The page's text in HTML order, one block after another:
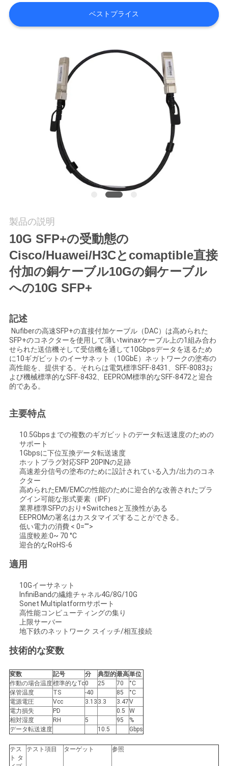
旅
行
連
絡
し
な
い
ニ
ュ
ス
し
地
図
プ
ラ
イ
ベストプライス
製品の説明
10G SFP+の受動態の
Cisco/Huawei/H3Cとcomaptible直接
付加の銅ケーブル10Gの銅ケーブル
への10G SFP+
記述
Nufiberの高速SFP+の直接付加ケーブル（DAC）は高められた
SFP+のコネクターを使用して薄いtwinaxケーブル上の1組み合わ
せられた送信機そして受信機を通して10Gbpsデータを送るため
に10ギガビットのイーサネット（10GbE）ネットワークの塗布の
高性能を、提供する。それらは電気標準SFF-8431、SFF-8083お
よび機械標準的なSFF-8432、EEPROM標準的なSFF-8472と迎合
的である。
主要特点
10.5Gbpsまでの複数のギガビットのデータ転送速度のための
サポート
1Gbpsに下位互換データ転送速度
ホットプラグ対応SFP 20PINの足跡
高速差分信号の塗布のために設計されている入力/出力のコネ
クター
高められたEMI/EMCの性能のために迎合的な改善されたプラ
グイン可能な形式要素（IPF）
業界標準SFPのおり+Switchesと互換性がある
EEPROMの署名はカスタマイズすることができる。
低い電力の消費 < 0="">
温度較差:0~ 70 °C
迎合的なRoHS-6
適用
10Gイーサネット
InfiniBandの繊維チャネル4G/8G/10G
Sonet Multiplatformサポート
高性能コンピューティングの集り
上限サーバー
地下鉄のネットワーク スイッチ/相互接続
技術的な変数
変数 記号 分 典型的最高単位
作動の場合温度標準的なTc0 25 70
°C
保管温度
TS -40 85
°C
電源電圧
Vcc 3.13 3.3 3.47V
電力損失
PD 0.5
W
相対湿度
RH 5 95
%
データ転送速度
10.5 Gbps
テス
ト タ
テスト項目 ターゲット 参照